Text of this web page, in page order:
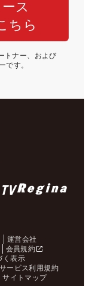
ス
ちら
トナー、および
です。
運営会社
会員規約
く表示
ービス利用規約
サイトマップ